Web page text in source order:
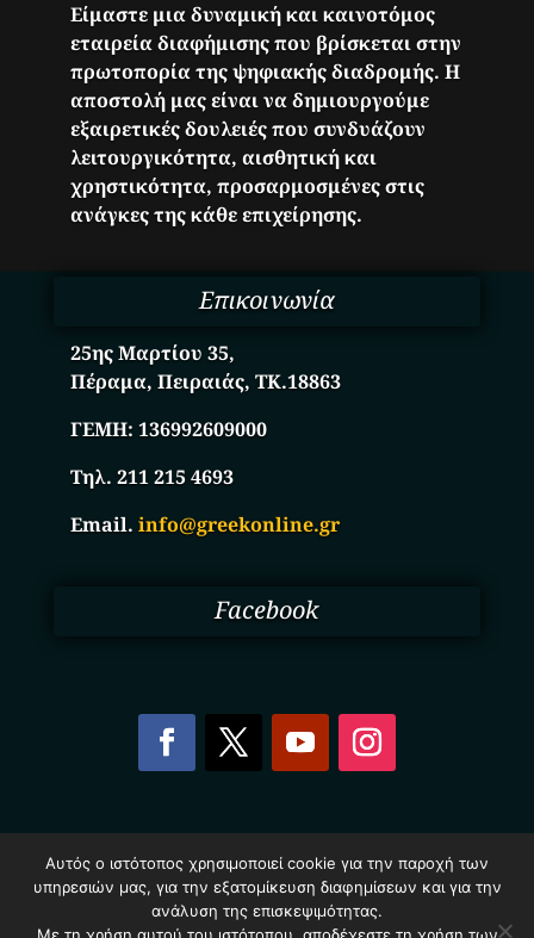
Είμαστε μια δυναμική και καινοτόμος
εταιρεία διαφήμισης που βρίσκεται στην
πρωτοπορία της ψηφιακής διαδρομής. Η
αποστολή μας είναι να δημιουργούμε
εξαιρετικές δουλειές που συνδυάζουν
λειτουργικότητα, αισθητική και
χρηστικότητα, προσαρμοσμένες στις
ανάγκες της κάθε επιχείρησης.
Επικοινωνία
25ης Μαρτίου 35,
Πέραμα, Πειραιάς, ΤΚ.18863
ΓΕΜΗ:136992609000
Τηλ. 211 215 4693
Email.info@greekonline.gr
Facebook
Επιχειρήσεων Ελλάδας – Greekonline.gr. All Rights
Reserved.
Όροι & Προυποθέσεις–Προστασία Προσωπικών
Αυτός ο ιστότοπος χρησιμοποιεί cookie για την παροχή των
υπηρεσιών μας, για την εξατομίκευση διαφημίσεων και για την
ανάλυση της επισκεψιμότητας.